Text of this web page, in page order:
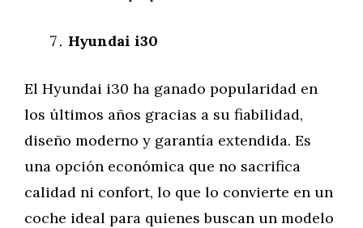
Hyundai i30
El Hyundai i30 ha ganado popularidad en
los últimos años gracias a su fiabilidad,
diseño moderno y garantía extendida. Es
una opción económica que no sacrifica
calidad ni confort, lo que lo convierte en un
coche ideal para quienes buscan un modelo